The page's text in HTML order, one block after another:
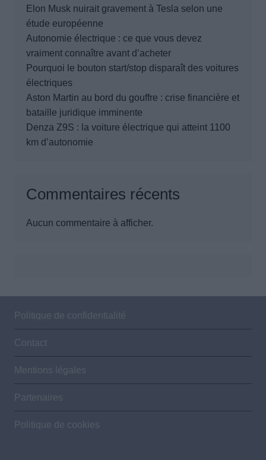
Elon Musk nuirait gravement à Tesla selon une
étude européenne
Autonomie électrique : ce que vous devez
vraiment connaître avant d’acheter
Pourquoi le bouton start/stop disparaît des voitures
électriques
Aston Martin au bord du gouffre : crise financière et
bataille juridique imminente
Denza Z9S : la voiture électrique qui atteint 1100
km d’autonomie
Commentaires récents
Aucun commentaire à afficher.
Politique de confidentialité
Contact
Mentions légales
Partenaires
Politique de cookies